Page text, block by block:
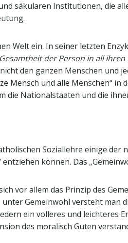
säkularen Institutionen, die
Welt ein. In seiner letzten
der Person in all
den ganzen Menschen und
Mensch und alle Menschen“
die Nationalstaaten und die
Soziallehre einige
können. Das
vor allem das Prinzip des
Gemeinwohl versteht man
ein volleres und leichteres
des moralisch Guten